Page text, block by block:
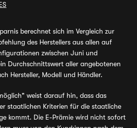
berechnet sich im Vergleich zur
des Herstellers aus allen auf
zwischen Juni und
Durchschnittswert aller angebotenen
Hersteller, Modell und Händler.
weist darauf hin, dass das
staatlichen Kriterien für die staatliche
kommt. Die E-Prämie wird nicht sofort